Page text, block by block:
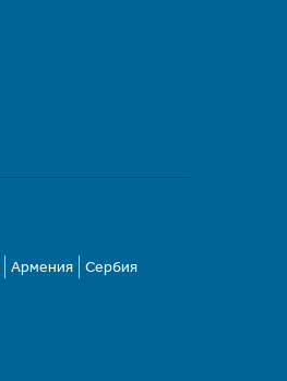
Армения Сербия